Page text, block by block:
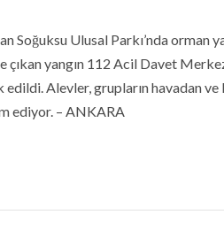
Soğuksu Ulusal Parkı’nda orman
çıkan yangın 112 Acil Davet
Alevler, grupların havadan
ediyor. – ANKARA